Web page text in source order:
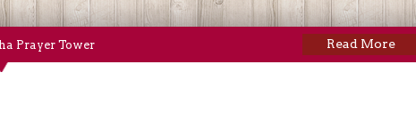
Prayer Tower Read More